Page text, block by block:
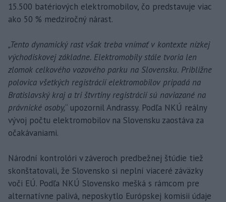
15.500 batériových elektromobilov, čo predstavuje viac
ako 50 % medziročný nárast.
„Tento dynamický rast však treba vnímať v kontexte nízkej
východiskovej základne. Elektromobily stále tvoria len
zlomok celkového vozového parku na Slovensku. Približne
polovica všetkých registrácií elektromobilov pripadá na
Bratislavský kraj a tri štvrtiny registrácií sú naviazané na
právnické osoby,“ upozornil Andrassy. Podľa NKÚ reálny
vývoj počtu elektromobilov na Slovensku zaostáva za
očakávaniami.
Národní kontrolóri v záveroch predbežnej štúdie tiež
skonštatovali, že Slovensko si neplní viaceré záväzky
voči EÚ. Podľa NKÚ Slovensko mešká s rámcom pre
alternatívne palivá, neposkytlo Európskej komisii údaje